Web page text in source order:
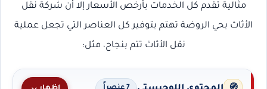
مثالية تقدم كل الخدمات بأرخص الأسعار إلا أن شركة نقل
الأثاث بحي الروضة تهتم بتوفير كل العناصر التي تجعل عملية
نقل الأثاث تتم بنجاح، مثل: